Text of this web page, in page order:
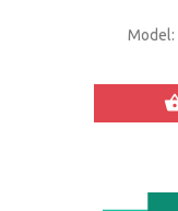
Model: